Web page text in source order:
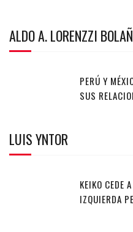
ALDO A. LORENZZI
PERÚ Y
SUS
LUIS YNTOR
KEIKO CEDE
IZQUIERDA